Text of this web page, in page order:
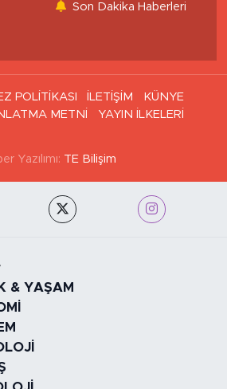
Son Dakika Haberleri
POLİTİKASI İLETİŞİM
KÜNYE
METNİ
YAYIN İLKELERİ
Yazılımı: TE Bilişim
& YAŞAM